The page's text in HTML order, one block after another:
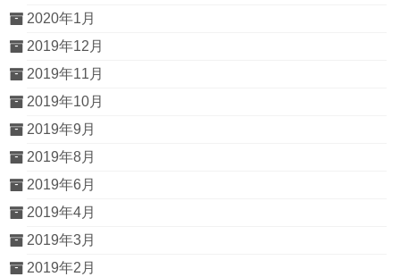
2020年1月
2019年12月
2019年11月
2019年10月
2019年9月
2019年8月
2019年6月
2019年4月
2019年3月
2019年2月